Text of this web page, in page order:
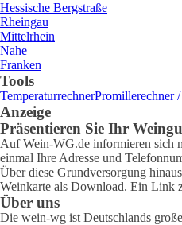
Hessische Bergstraße
Rheingau
Mittelrhein
Nahe
Franken
Tools
TemperaturrechnerPromillerechner
Anzeige
Präsentieren Sie Ihr
Auf Wein-WG.de informieren sich
einmal Ihre Adresse und
Über diese Grundversorgung
Weinkarte als Download. Ein Link
Über uns
Die wein-wg ist Deutschlands